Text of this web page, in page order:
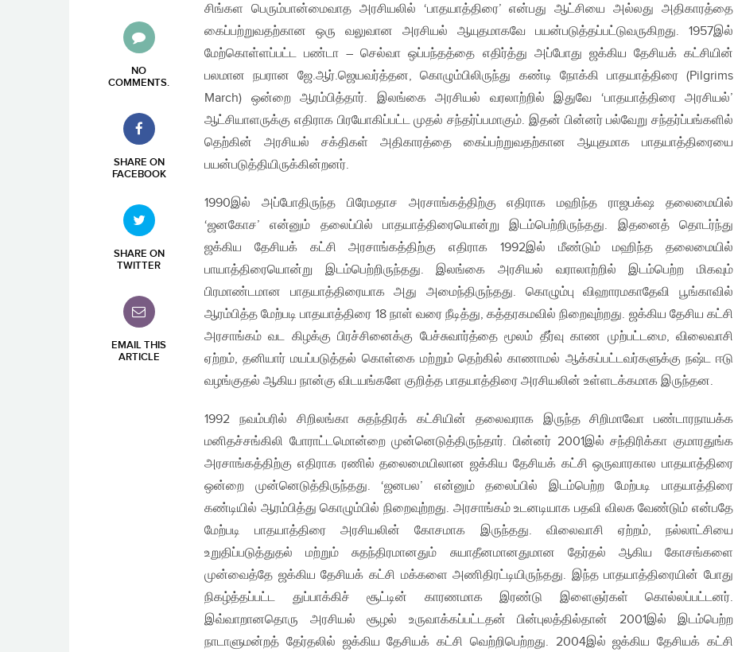
NO
COMMENTS.
SHARE ON
FACEBOOK
SHARE ON
TWITTER
EMAIL THIS
ARTICLE
சிங்கள பெரும்பான்மைவாத அரசியலில் ‘பாதயாத்திரை’ என்பது ஆட்சியை அல்லது அதிகாரத்தை
கைப்பற்றுவதற்கான ஒரு வலுவான அரசியல் ஆயுதமாகவே பயன்படுத்தப்பட்டுவருகிறது. 1957இல்
மேற்கொள்ளப்பட்ட பண்டா – செல்வா ஒப்பந்தத்தை எதிர்த்து அப்போது ஜக்கிய தேசியக் கட்சியின்
பலமான நபரான ஜே.ஆர்.ஜெயவர்த்தன, கொழும்பிலிருந்து கண்டி நோக்கி பாதயாத்திரை (Pilgrims
March) ஒன்றை ஆரம்பித்தார். இலங்கை அரசியல் வரலாற்றில் இதுவே ‘பாதயாத்திரை அரசியல்’
ஆட்சியாளருக்கு எதிராக பிரயோகிப்பட்ட முதல் சந்தர்ப்பமாகும். இதன் பின்னர் பல்வேறு சந்தர்ப்பங்களில்
தெற்கின் அரசியல் சக்திகள் அதிகாரத்தை கைப்பற்றுவதற்கான ஆயுதமாக பாதயாத்திரையை
பயன்படுத்தியிருக்கின்றனர்.
1990இல் அப்போதிருந்த பிரேமதாச அரசாங்கத்திற்கு எதிராக மஹிந்த ராஜபக்‌ஷ தலைமையில்
‘ஜனகோச’ என்னும் தலைப்பில் பாதயாத்திரையொன்று இடம்பெற்றிருந்தது. இதனைத் தொடர்ந்து
ஜக்கிய தேசியக் கட்சி அரசாங்கத்திற்கு எதிராக 1992இல் மீண்டும் மஹிந்த தலைமையில்
பாயாத்திரையொன்று இடம்பெற்றிருந்தது. இலங்கை அரசியல் வராலாற்றில் இடம்பெற்ற மிகவும்
பிரமாண்டமான பாதயாத்திரையாக அது அமைந்திருந்தது. கொழும்பு விஹாரமகாதேவி பூங்காவில்
ஆரம்பித்த மேற்படி பாதயாத்திரை 18 நாள் வரை நீடித்து, கத்தரகமவில் நிறைவுற்றது. ஜக்கிய தேசிய கட்சி
அரசாங்கம் வட கிழக்கு பிரச்சினைக்கு பேச்சுவார்த்தை மூலம் தீர்வு காண முற்பட்டமை, விலைவாசி
ஏற்றம், தனியார் மயப்படுத்தல் கொள்கை மற்றும் தெற்கில் காணாமல் ஆக்கப்பட்டவர்களுக்கு நஷ்ட ஈடு
வழங்குதல் ஆகிய நான்கு விடயங்களே குறித்த பாதயாத்திரை அரசியலின் உள்ளடக்கமாக இருந்தன.
1992 நவம்பரில் சிறிலங்கா சுதந்திரக் கட்சியின் தலைவராக இருந்த சிறிமாவோ பண்டாரநாயக்க
மனிதச்சங்கிலி போராட்டமொன்றை முன்னெடுத்திருந்தார். பின்னர் 2001இல் சந்திரிக்கா குமாரதுங்க
அரசாங்கத்திற்கு எதிராக ரணில் தலைமையிலான ஜக்கிய தேசியக் கட்சி ஒருவாரகால பாதயாத்திரை
ஒன்றை முன்னெடுத்திருந்தது. ‘ஜனபல’ என்னும் தலைப்பில் இடம்பெற்ற மேற்படி பாதயாத்திரை
கண்டியில் ஆரம்பித்து கொழும்பில் நிறைவுற்றது. அரசாங்கம் உடனடியாக பதவி விலக வேண்டும் என்பதே
மேற்படி பாதயாத்திரை அரசியலின் கோசமாக இருந்தது. விலைவாசி ஏற்றம், நல்லாட்சியை
உறுதிப்படுத்துதல் மற்றும் சுதந்திரமானதும் சுயாதீனமானதுமான தேர்தல் ஆகிய கோசங்களை
முன்வைத்தே ஜக்கிய தேசியக் கட்சி மக்களை அணிதிரட்டியிருந்தது. இந்த பாதயாத்திரையின் போது
நிகழ்த்தப்பட்ட துப்பாக்கிச் சூட்டின் காரணமாக இரண்டு இளைஞர்கள் கொல்லப்பட்டனர்.
இவ்வாறானதொரு அரசியல் சூழல் உருவாக்கப்பட்டதன் பின்புலத்தில்தான் 2001இல் இடம்பெற்ற
நாடாளுமன்றத் தேர்தலில் ஜக்கிய தேசியக் கட்சி வெற்றிபெற்றது. 2004இல் ஜக்கிய தேசியக் கட்சி